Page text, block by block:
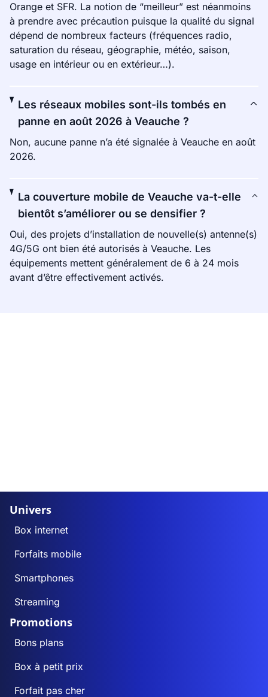
Orange et SFR. La notion de “meilleur” est néanmoins
à prendre avec précaution puisque la qualité du signal
dépend de nombreux facteurs (fréquences radio,
saturation du réseau, géographie, météo, saison,
usage en intérieur ou en extérieur…).
Les réseaux mobiles sont-ils tombés en
panne en août 2026 à Veauche ?
Non, aucune panne n’a été signalée à Veauche en août
2026.
La couverture mobile de Veauche va-t-elle
bientôt s’améliorer ou se densifier ?
Oui, des projets d’installation de nouvelle(s) antenne(s)
4G/5G ont bien été autorisés à Veauche. Les
équipements mettent généralement de 6 à 24 mois
avant d’être effectivement activés.
Univers
Box internet
Forfaits mobile
Smartphones
Streaming
Promotions
Bons plans
Box à petit prix
Forfait pas cher